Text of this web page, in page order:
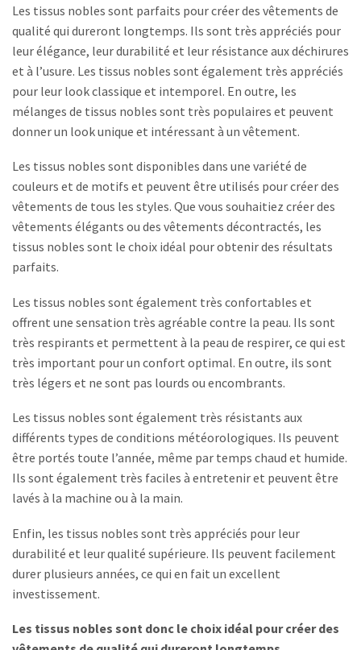
Les tissus nobles sont parfaits pour créer des vêtements de
qualité qui dureront longtemps. Ils sont très appréciés pour
leur élégance, leur durabilité et leur résistance aux déchirures
et à l’usure. Les tissus nobles sont également très appréciés
pour leur look classique et intemporel. En outre, les
mélanges de tissus nobles sont très populaires et peuvent
donner un look unique et intéressant à un vêtement.
Les tissus nobles sont disponibles dans une variété de
couleurs et de motifs et peuvent être utilisés pour créer des
vêtements de tous les styles. Que vous souhaitiez créer des
vêtements élégants ou des vêtements décontractés, les
tissus nobles sont le choix idéal pour obtenir des résultats
parfaits.
Les tissus nobles sont également très confortables et
offrent une sensation très agréable contre la peau. Ils sont
très respirants et permettent à la peau de respirer, ce qui est
très important pour un confort optimal. En outre, ils sont
très légers et ne sont pas lourds ou encombrants.
Les tissus nobles sont également très résistants aux
différents types de conditions météorologiques. Ils peuvent
être portés toute l’année, même par temps chaud et humide.
Ils sont également très faciles à entretenir et peuvent être
lavés à la machine ou à la main.
Enfin, les tissus nobles sont très appréciés pour leur
durabilité et leur qualité supérieure. Ils peuvent facilement
durer plusieurs années, ce qui en fait un excellent
investissement.
Les tissus nobles sont donc le choix idéal pour créer des